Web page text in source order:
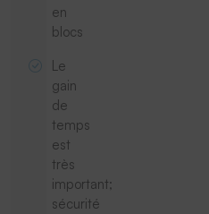
en
blocs
Le
gain
de
temps
est
très
important;
sécurité